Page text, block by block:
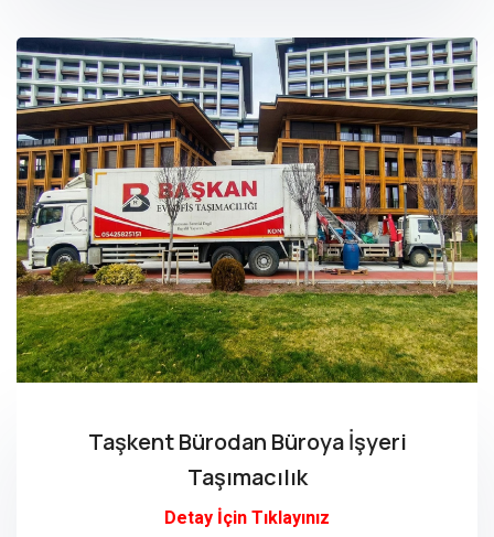
Taşkent Bürodan Büroya İşyeri
Taşımacılık
Detay İçin Tıklayınız